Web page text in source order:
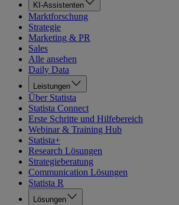
KI-Assistenten
Marktforschung
Strategie
Marketing & PR
Sales
Alle ansehen
Daily Data
Leistungen
Über Statista
Statista Connect
Erste Schritte und Hilfebereich
Webinar & Training Hub
Statista+
Research Lösungen
Strategieberatung
Communication Lösungen
Statista R
Lösungen